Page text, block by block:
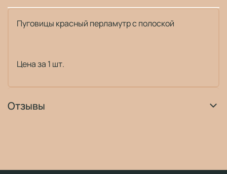
Пуговицы красный перламутр с полоской
Цена за 1 шт.
Отзывы